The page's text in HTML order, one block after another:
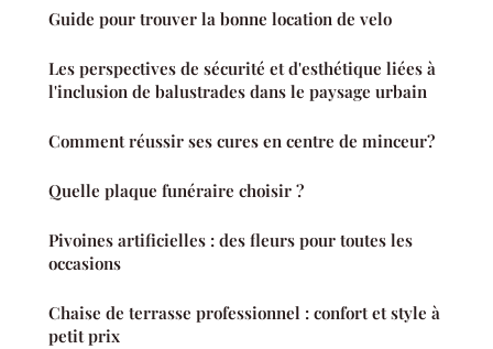
Guide pour trouver la bonne location de velo
Les perspectives de sécurité et d'esthétique liées à
l'inclusion de balustrades dans le paysage urbain
Comment réussir ses cures en centre de minceur?
Quelle plaque funéraire choisir ?
Pivoines artificielles : des fleurs pour toutes les
occasions
Chaise de terrasse professionnel : confort et style à
petit prix